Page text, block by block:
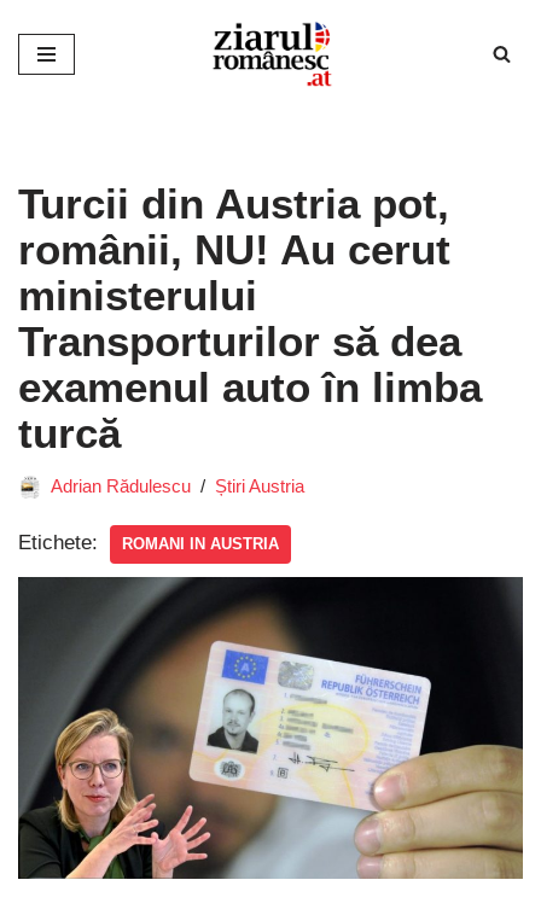
Sari
Turcii din Austria pot,
românii, NU! Au cerut
ministerului
Transporturilor să dea
examenul auto în limba
turcă
Adrian Rădulescu Știri Austria
Etichete: ROMANI IN AUSTRIA